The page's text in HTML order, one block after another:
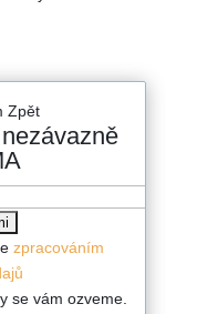
Zpět
zpracováním
se vám ozveme.